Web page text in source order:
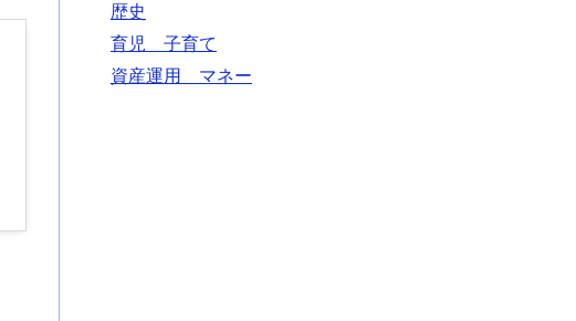
歴史
育児 子育て
資産運用 マネー